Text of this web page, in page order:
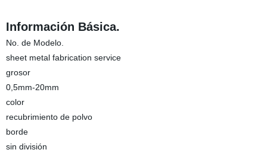
Información Básica.
No. de Modelo.
sheet metal fabrication service
grosor
0,5mm-20mm
color
recubrimiento de polvo
borde
sin división